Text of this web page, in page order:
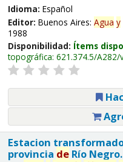
Idioma: Español
Editor: Buenos Aires: Agua y
1988
Disponibilidad: Ítems
topográfica: 621.374.5/A282/
Estacion
provincia deRío Negro.